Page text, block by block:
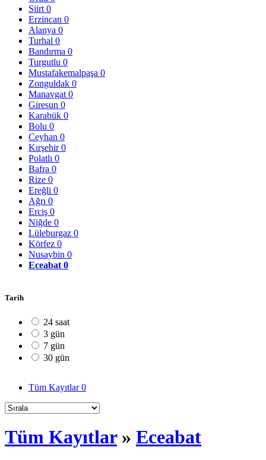
Siirt 0
Erzincan 0
Alanya 0
Turhal 0
Bandırma 0
Turgutlu 0
Mustafakemalpaşa 0
Zonguldak 0
Manavgat 0
Giresun 0
Karabük 0
Bolu 0
Ceyhan 0
Kırşehir0
Polatlı 0
Bafra 0
Rize 0
Ereğli 0
Ağrı 0
Erciş 0
Niğde 0
Lüleburgaz 0
Körfez 0
Nusaybin 0
Eceabat 0
Tarih
24 saat
3 gün
7 gün
30 gün
Tüm Kayıtlar0
Tüm Kayıtlar» Eceabat